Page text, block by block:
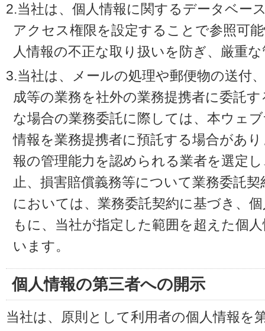
2.当社は、個人情報に関するデータベー
アクセス権限を設定することで参照可
人情報の不正な取り扱いを防ぎ、厳重
3.当社は、メールの処理や郵便物の送付
成等の業務を社外の業務提携者に委託
な場合の業務委託に際しては、本ウェ
情報を業務提携者に預託する場合があ
報の管理能力を認められる業者を選定
止、損害賠償義務等について業務委託
においては、業務委託契約に基づき、
もに、当社が指定した範囲を超えた個
います。
個人情報の第三者への開示
当社は、原則として利用者の個人情報を